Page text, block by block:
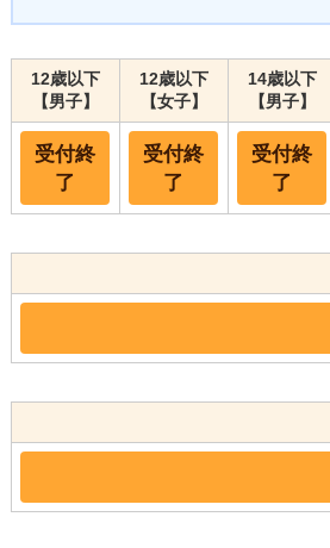
12歳以下
【男子】
12歳以下
【女子】
14歳以下
【男子】
受付終
了
受付終
了
受付終
了